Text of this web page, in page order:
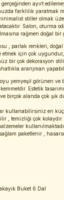
ayırt
farklılık yaratmak
stiller olmak
Salon, oturma
rağmen doğal
, parlak renkleri, doğal
etmek için çok
bir çok dekorasyon
aranjman
yemyeşil görünen ve
Estetik
birçok alanda çok şık
kullanabilirsiniz en
, temizliği çok kolaydır.
paketlenir ,
Buket 6 Dal